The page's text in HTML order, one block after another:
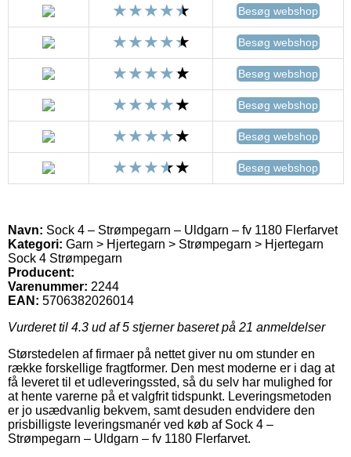
Besøg webshop
Besøg webshop
Besøg webshop
Besøg webshop
Besøg webshop
Besøg webshop
Navn: Sock 4 – Strømpegarn – Uldgarn – fv 1180 Flerfarvet
Kategori: Garn > Hjertegarn > Strømpegarn > Hjertegarn
Sock 4 Strømpegarn
Producent:
Varenummer: 2244
EAN: 5706382026014
Vurderet til 4.3 ud af 5 stjerner baseret på 21 anmeldelser
Størstedelen af firmaer på nettet giver nu om stunder en
række forskellige fragtformer. Den mest moderne er i dag at
få leveret til et udleveringssted, så du selv har mulighed for
at hente varerne på et valgfrit tidspunkt. Leveringsmetoden
er jo usædvanlig bekvem, samt desuden endvidere den
prisbilligste leveringsmanér ved køb af Sock 4 –
Strømpegarn – Uldgarn – fv 1180 Flerfarvet.